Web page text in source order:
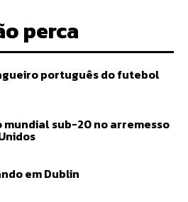
perca
português do futebol
sub-20 no arremesso
em Dublin